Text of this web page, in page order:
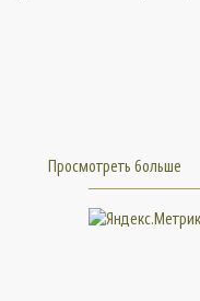
Просмотреть больше